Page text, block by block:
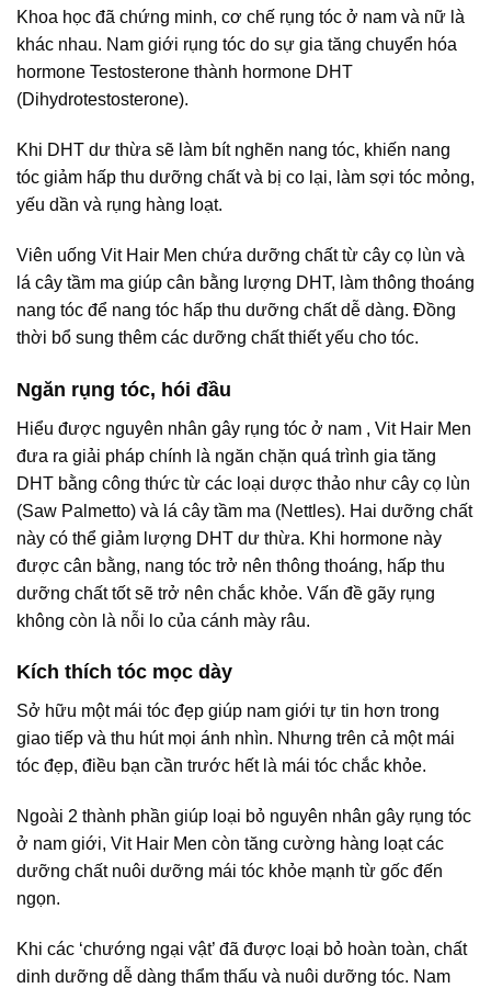
Khoa học đã chứng minh, cơ chế rụng tóc ở nam và nữ là
khác nhau. Nam giới rụng tóc do sự gia tăng chuyển hóa
hormone Testosterone thành hormone DHT
(Dihydrotestosterone).
Khi DHT dư thừa sẽ làm bít nghẽn nang tóc, khiến nang
tóc giảm hấp thu dưỡng chất và bị co lại, làm sợi tóc mỏng,
yếu dần và rụng hàng loạt.
Viên uống Vit Hair Men chứa dưỡng chất từ cây cọ lùn và
lá cây tầm ma giúp cân bằng lượng DHT, làm thông thoáng
nang tóc để nang tóc hấp thu dưỡng chất dễ dàng. Đồng
thời bổ sung thêm các dưỡng chất thiết yếu cho tóc.
Ngăn rụng tóc, hói đầu
Hiểu được nguyên nhân gây rụng tóc ở nam , Vit Hair Men
đưa ra giải pháp chính là ngăn chặn quá trình gia tăng
DHT bằng công thức từ các loại dược thảo như cây cọ lùn
(Saw Palmetto) và lá cây tầm ma (Nettles). Hai dưỡng chất
này có thể giảm lượng DHT dư thừa. Khi hormone này
được cân bằng, nang tóc trở nên thông thoáng, hấp thu
dưỡng chất tốt sẽ trở nên chắc khỏe. Vấn đề gãy rụng
không còn là nỗi lo của cánh mày râu.
Kích thích tóc mọc dày
Sở hữu một mái tóc đẹp giúp nam giới tự tin hơn trong
giao tiếp và thu hút mọi ánh nhìn. Nhưng trên cả một mái
tóc đẹp, điều bạn cần trước hết là mái tóc chắc khỏe.
Ngoài 2 thành phần giúp loại bỏ nguyên nhân gây rụng tóc
ở nam giới, Vit Hair Men còn tăng cường hàng loạt các
dưỡng chất nuôi dưỡng mái tóc khỏe mạnh từ gốc đến
ngọn.
Khi các ‘chướng ngại vật’ đã được loại bỏ hoàn toàn, chất
dinh dưỡng dễ dàng thẩm thấu và nuôi dưỡng tóc. Nam